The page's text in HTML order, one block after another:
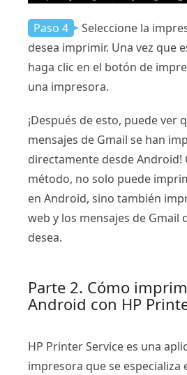
Paso 4
Seleccione la
desea imprimir. Una vez que
haga clic en el botón de
una impresora.
¡Después de esto, puede ver
mensajes de Gmail se han
directamente desde Android!
método, no solo puede
en Android, sino también
web y los mensajes de Gmail
desea.
Parte 2. Cómo
Android con HP
HP Printer Service es una
impresora que se